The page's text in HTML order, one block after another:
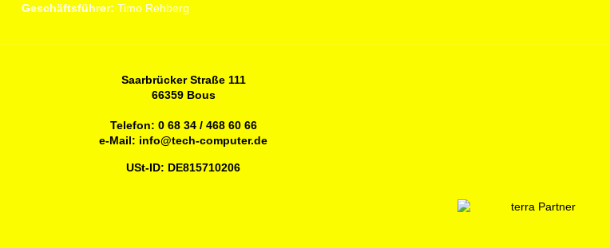
Geschäftsführer: Timo Rehberg
Saarbrücker Straße 111
66359 Bous
Telefon: 0 68 34 / 468 60 66
e-Mail: info@tech-computer.de
USt-ID: DE815710206